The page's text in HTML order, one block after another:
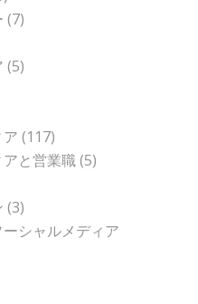
(7)
(5)
(117)
と営業職(5)
(3)
シャルメディア